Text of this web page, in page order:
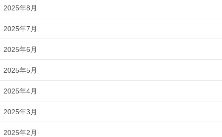
2025年8月
2025年7月
2025年6月
2025年5月
2025年4月
2025年3月
2025年2月